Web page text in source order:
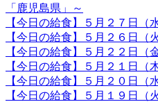
「鹿児島県」～
【今日の給食】５月２７日（水
【今日の給食】５月２６日（火
【今日の給食】５月２２日（金
【今日の給食】５月２１日（木
【今日の給食】５月２０日（水
【今日の給食】５月１９日（